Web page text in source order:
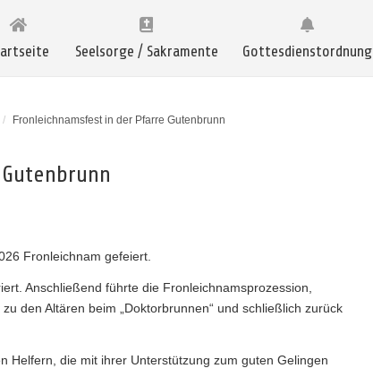
Seelsorge / Sakramente Gottesdienstordnung
/ Fronleichnamsfest in der Pfarre Gutenbrunn
Fronleichnam gefeiert.
Anschließend führte die Fronleichnamsprozession,
den Altären beim „Doktorbrunnen“ und schließlich zurück
Helfern, die mit ihrer Unterstützung zum guten Gelingen